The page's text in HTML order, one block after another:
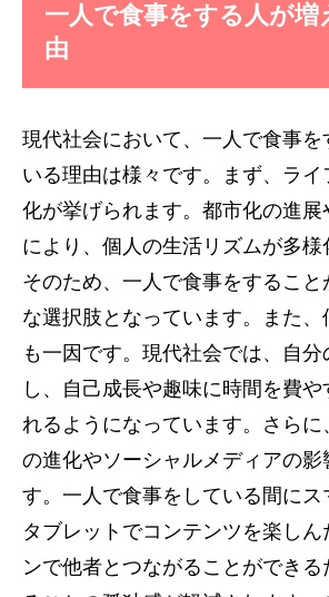
一人で食事をする人が増
由
現代社会において、一人で食事を
いる理由は様々です。まず、ラ
化が挙げられます。都市化の進
により、個人の生活リズムが多様
そのため、一人で食事をすること
な選択肢となっています。また、
も一因です。現代社会では、自
し、自己成長や趣味に時間を費や
れるようになっています。さらに
の進化やソーシャルメディアの影
す。一人で食事をしている間にス
タブレットでコンテンツを楽しん
ンで他者とつながることができ